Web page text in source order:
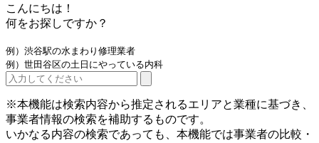
こんにちは！
何をお探しですか？
例）渋谷駅の水まわり修理業者
例）世田谷区の土日にやっている内科
※本機能は検索内容から推定されるエリアと業種に基づき、
事業者情報の検索を補助するものです。
いかなる内容の検索であっても、本機能では事業者の比較・